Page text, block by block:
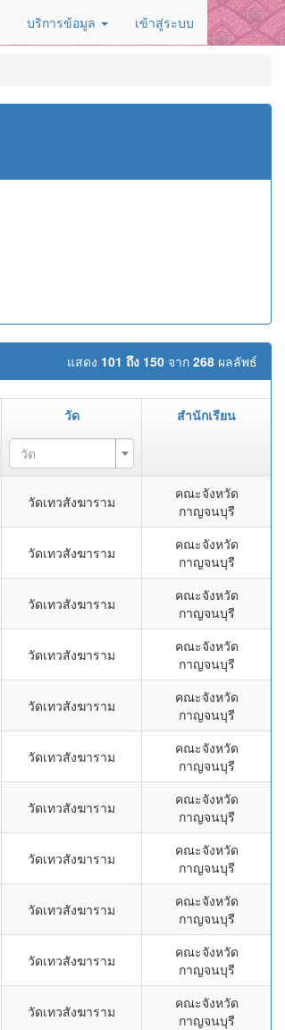
บริการข้อมูล เข้าสู่ระบบ
แสดง 101 ถึง 150 จาก 268 ผลลัพธ์
วัด สำนักเรียน
วัด
วัดเทวสังฆาราม
คณะจังหวัด
กาญจนบุรี
วัดเทวสังฆาราม
คณะจังหวัด
กาญจนบุรี
วัดเทวสังฆาราม
คณะจังหวัด
กาญจนบุรี
วัดเทวสังฆาราม
คณะจังหวัด
กาญจนบุรี
วัดเทวสังฆาราม
คณะจังหวัด
กาญจนบุรี
วัดเทวสังฆาราม
คณะจังหวัด
กาญจนบุรี
วัดเทวสังฆาราม
คณะจังหวัด
กาญจนบุรี
วัดเทวสังฆาราม
คณะจังหวัด
กาญจนบุรี
วัดเทวสังฆาราม
คณะจังหวัด
กาญจนบุรี
วัดเทวสังฆาราม
คณะจังหวัด
กาญจนบุรี
วัดเทวสังฆาราม
คณะจังหวัด
กาญจนบุรี